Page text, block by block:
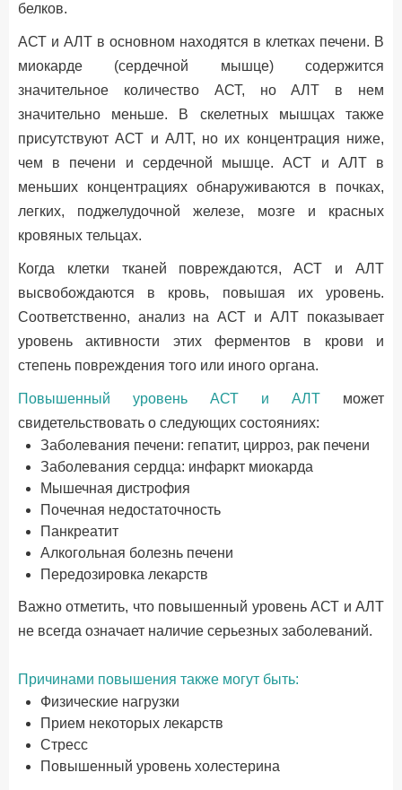
белков.
АСТ и АЛТ в основном находятся в клетках печени. В
миокарде (сердечной мышце) содержится
значительное количество АСТ, но АЛТ в нем
значительно меньше. В скелетных мышцах также
присутствуют АСТ и АЛТ, но их концентрация ниже,
чем в печени и сердечной мышце. АСТ и АЛТ в
меньших концентрациях обнаруживаются в почках,
легких, поджелудочной железе, мозге и красных
кровяных тельцах.
Когда клетки тканей повреждаются, АСТ и АЛТ
высвобождаются в кровь, повышая их уровень.
Соответственно, анализ на АСТ и АЛТ показывает
уровень активности этих ферментов в крови и
степень повреждения того или иного органа.
Повышенный уровень АСТ и АЛТ может
свидетельствовать о следующих состояниях:
Заболевания печени: гепатит, цирроз, рак печени
Заболевания сердца: инфаркт миокарда
Мышечная дистрофия
Почечная недостаточность
Панкреатит
Алкогольная болезнь печени
Передозировка лекарств
Важно отметить, что повышенный уровень АСТ и АЛТ
не всегда означает наличие серьезных заболеваний.
Причинами повышения также могут быть:
Физические нагрузки
Прием некоторых лекарств
Стресс
Повышенный уровень холестерина